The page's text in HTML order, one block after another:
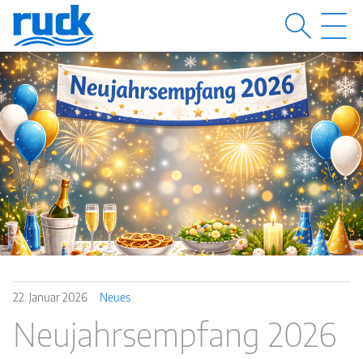
MENÜ
22. Januar2026 Neues
Neujahrsempfang 2026